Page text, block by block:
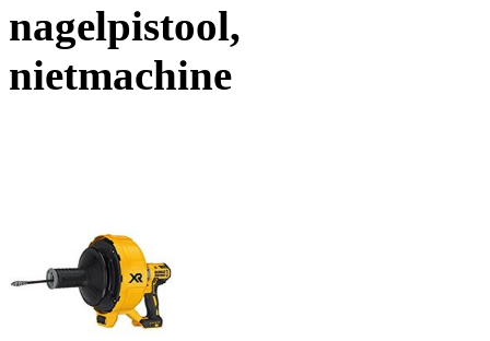
nagelpistool,
nietmachine